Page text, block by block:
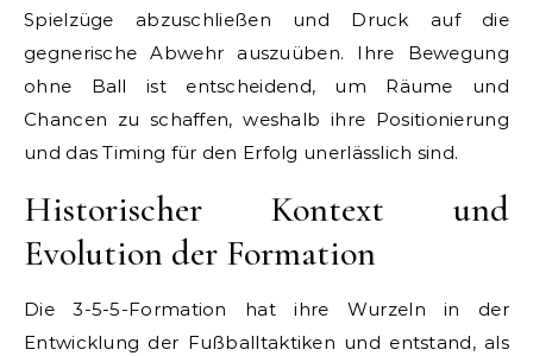
Spielzüge abzuschließen und Druck auf die
gegnerische Abwehr auszuüben. Ihre Bewegung
ohne Ball ist entscheidend, um Räume und
Chancen zu schaffen, weshalb ihre Positionierung
und das Timing für den Erfolg unerlässlich sind.
Historischer Kontext und
Evolution der Formation
Die 3-5-5-Formation hat ihre Wurzeln in der
Entwicklung der Fußballtaktiken und entstand, als